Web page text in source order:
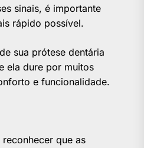
sinais, é importante
rápido possível.
sua prótese dentária
ela dure por muitos
e funcionalidade.
reconhecer que as